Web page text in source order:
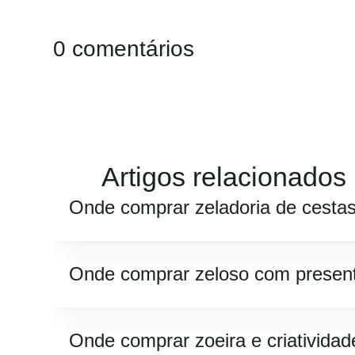
0 comentários
Artigos relacionados
Onde comprar zeladoria de
Onde comprar zeloso com
Onde comprar zoeira e